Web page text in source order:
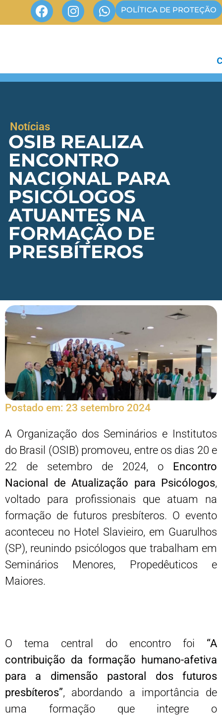
POLÍTICA DE PROTEÇÃO
Notícias
OSIB REALIZA
ENCONTRO
NACIONAL PARA
PSICÓLOGOS
ATUANTES NA
FORMAÇÃO DE
PRESBÍTEROS
Postado em: 23 setembro 2024
A Organização dos Seminários e Institutos
do Brasil (OSIB) promoveu, entre os dias 20 e
22 de setembro de 2024, o Encontro
Nacional de Atualização para Psicólogos,
voltado para profissionais que atuam na
formação de futuros presbíteros. O evento
aconteceu no Hotel Slavieiro, em Guarulhos
(SP), reunindo psicólogos que trabalham em
Seminários Menores, Propedêuticos e
Maiores.
O tema central do encontro foi “A
contribuição da formação humano-afetiva
para a dimensão pastoral dos futuros
presbíteros”, abordando a importância de
uma formação que integre o